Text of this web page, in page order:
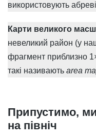
використовують
Карти великого
невеликий район (у
фрагмент приблизно
такі називають area
Припустимо,
на північ